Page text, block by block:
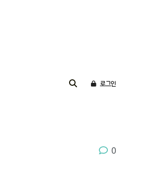
로그인
0